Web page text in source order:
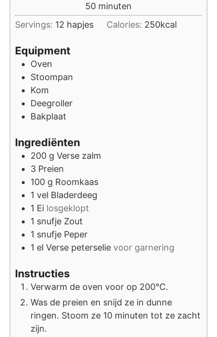
50minuten
minuten
Servings: 12 hapjes Calories: 250kcal
Equipment
Oven
Stoompan
Kom
Deegroller
Bakplaat
Ingrediënten
200 g Verse zalm
3 Preien
100 g Roomkaas
1 vel Bladerdeeg
1 Ei losgeklopt
1 snufje Zout
1 snufje Peper
1 el Verse peterselie voor garnering
Instructies
Verwarm de oven voor op 200°C.
Was de preien en snijd ze in dunne
ringen. Stoom ze 10 minuten tot ze zacht
zijn.